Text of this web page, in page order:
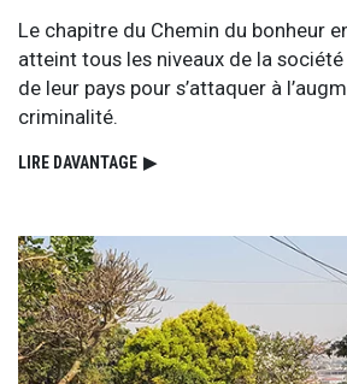
Le chapitre du Chemin du bonheur
atteint tous les niveaux de la
de leur pays pour s’attaquer à
criminalité.
LIRE DAVANTAGE ▶